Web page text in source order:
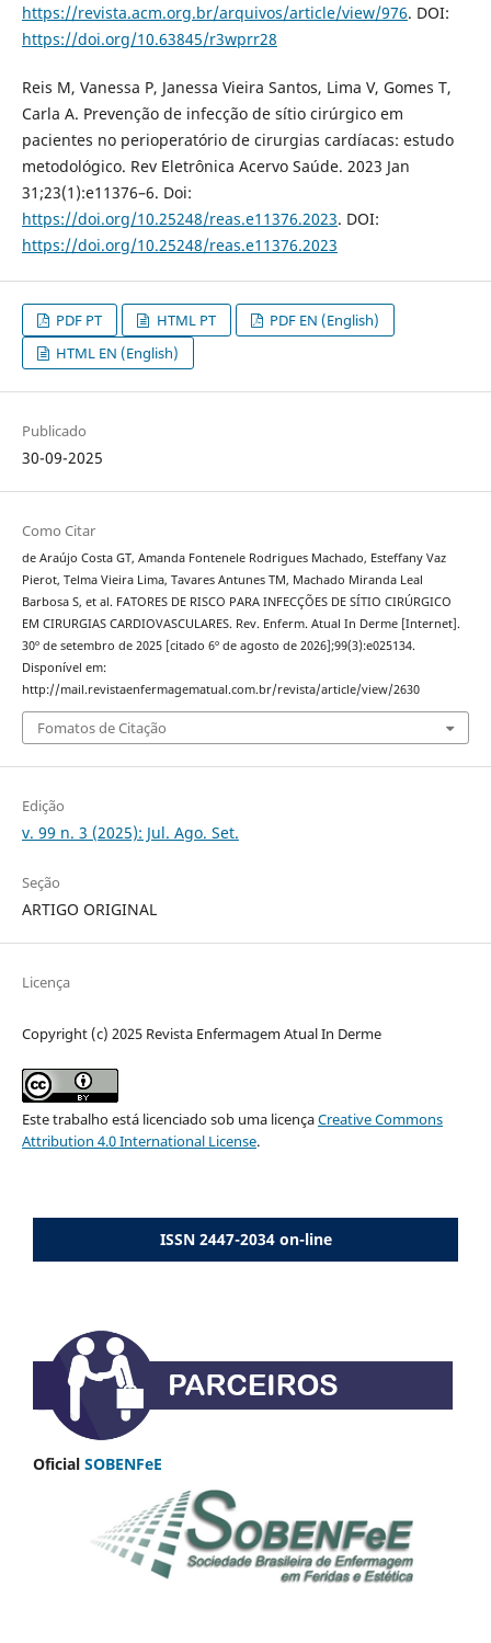
https://revista.acm.org.br/arquivos/article/view/976. DOI:
https://doi.org/10.63845/r3wprr28
Reis M, Vanessa P, Janessa Vieira Santos, Lima V, Gomes T,
Carla A. Prevenção de infecção de sítio cirúrgico em
pacientes no perioperatório de cirurgias cardíacas: estudo
metodológico. Rev Eletrônica Acervo Saúde. 2023 Jan
31;23(1):e11376–6. Doi:
https://doi.org/10.25248/reas.e11376.2023. DOI:
https://doi.org/10.25248/reas.e11376.2023
PDF PT HTML PT
PDF EN (English)
HTML EN (English)
Publicado
30-09-2025
Como Citar
de Araújo Costa GT, Amanda Fontenele Rodrigues Machado, Esteffany Vaz
Pierot, Telma Vieira Lima, Tavares Antunes TM, Machado Miranda Leal
Barbosa S, et al. FATORES DE RISCO PARA INFECÇÕES DE SÍTIO CIRÚRGICO
EM CIRURGIAS CARDIOVASCULARES. Rev. Enferm. Atual In Derme [Internet].
30º de setembro de 2025 [citado 6º de agosto de 2026];99(3):e025134.
Disponível em:
http://mail.revistaenfermagematual.com.br/revista/article/view/2630
Fomatos de Citação
Edição
v. 99 n. 3 (2025): Jul. Ago. Set.
Seção
ARTIGO ORIGINAL
Licença
Copyright (c) 2025 Revista Enfermagem Atual In Derme
Este trabalho está licenciado sob uma licençaCreative Commons
Attribution 4.0 International License.
ISSN 2447-2034 on-line
Oficial SOBENFeE